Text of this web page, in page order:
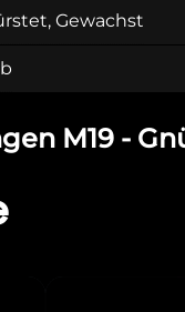
Gewachst
M19 -